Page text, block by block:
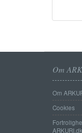
Om
Om
Cookies
ARKURI.dk